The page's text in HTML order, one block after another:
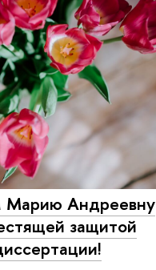
Марию Андреевну
защитой